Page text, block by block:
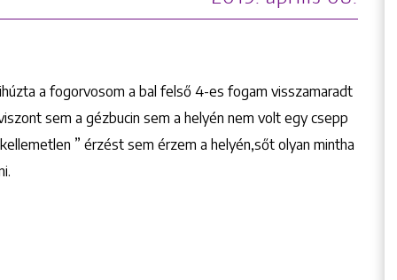
a fogorvosom a bal felső 4-es fogam visszamaradt
sem a gézbucin sem a helyén nem volt egy csepp
” érzést sem érzem a helyén,sőt olyan mintha